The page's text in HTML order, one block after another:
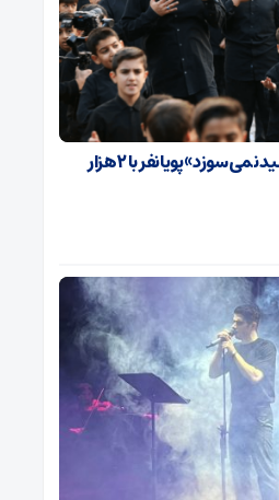
همخوانی سرود «خورشید نمی‌سوزد» پویانفر با ۲ هزار